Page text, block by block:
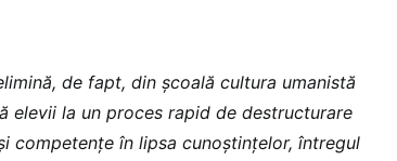
de fapt, din școală cultura umanistă
elevii la un proces rapid de destructurare
competențe în lipsa cunoștințelor, întregul